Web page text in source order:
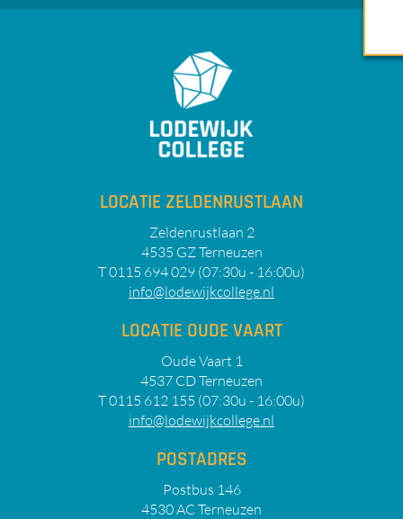
LOCATIE ZELDENRUSTLAAN
Zeldenrustlaan 2
4535 GZ Terneuzen
T 0115 694 029 (07:30u - 16:00u)
info@lodewijkcollege.nl
LOCATIE OUDE VAART
Oude Vaart 1
4537 CD Terneuzen
T 0115 612 155 (07:30u - 16:00u)
info@lodewijkcollege.nl
POSTADRES
Postbus 146
4530 AC Terneuzen